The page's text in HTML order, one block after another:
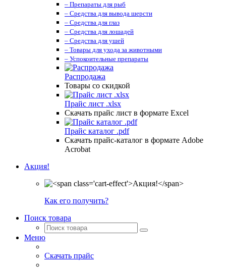
– Препараты для рыб
– Средства для вывода шерсти
– Средства для глаз
– Средства для лошадей
– Средства для ушей
– Товары для ухода за животными
– Успокоительные препараты
Распродажа
Товары со скидкой
Прайс лист .xlsx
Скачать прайс лист в формате Excel
Прайс каталог .pdf
Скачать прайс-каталог в формате Adobe
Acrobat
Акция!
Как его получить?
Поиск товара
Меню
Скачать прайс